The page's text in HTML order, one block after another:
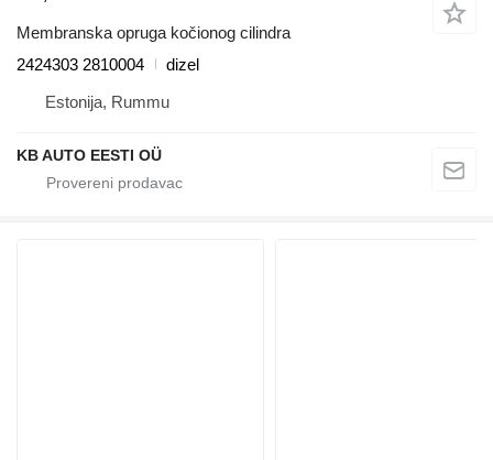
Membranska opruga kočionog cilindra
2424303 2810004
dizel
Estonija, Rummu
KB AUTO EESTI OÜ